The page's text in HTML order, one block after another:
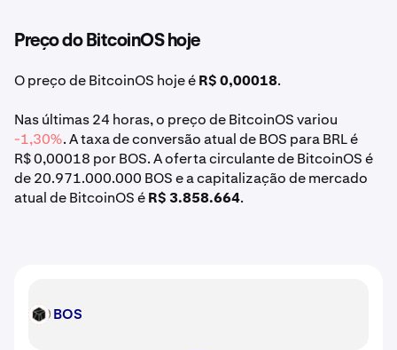
Preço do BitcoinOS hoje
O preço de BitcoinOS hoje éR$ 0,00018.
Nas últimas 24 horas, o preço de BitcoinOS variou
-1,30%. A taxa de conversão atual de BOS para BRL é
R$ 0,00018 por BOS. A oferta circulante de BitcoinOS é
de 20.971.000.000 BOS e a capitalização de mercado
atual de BitcoinOS éR$ 3.858.664.
BOS BOS